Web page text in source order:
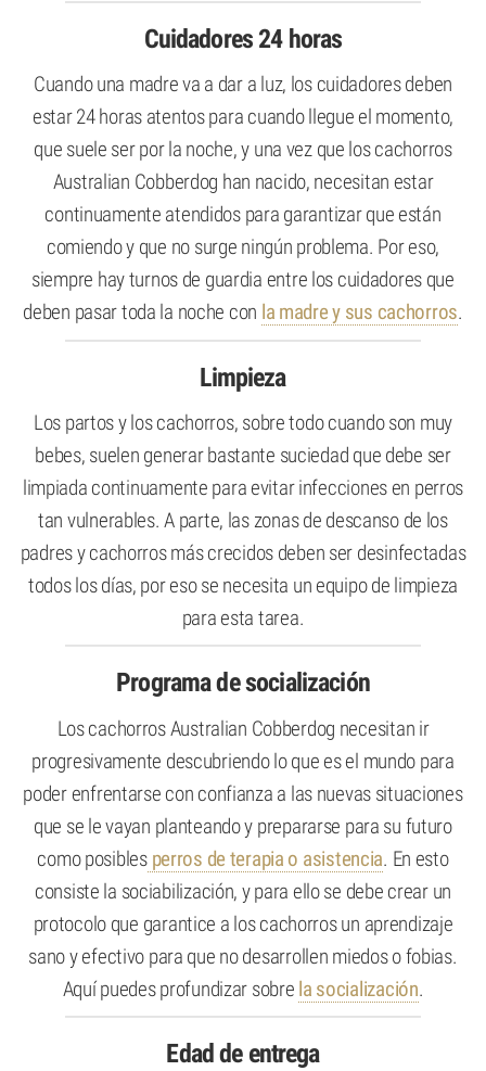
Cuidadores 24 horas
Cuando una madre va a dar a luz, los cuidadores deben
estar 24 horas atentos para cuando llegue el momento,
que suele ser por la noche, y una vez que los cachorros
Australian Cobberdog han nacido, necesitan estar
continuamente atendidos para garantizar que están
comiendo y que no surge ningún problema. Por eso,
siempre hay turnos de guardia entre los cuidadores que
deben pasar toda la noche con la madre y sus cachorros.
Limpieza
Los partos y los cachorros, sobre todo cuando son muy
bebes, suelen generar bastante suciedad que debe ser
limpiada continuamente para evitar infecciones en perros
tan vulnerables. A parte, las zonas de descanso de los
padres y cachorros más crecidos deben ser desinfectadas
todos los días, por eso se necesita un equipo de limpieza
para esta tarea.
Programa de socialización
Los cachorros Australian Cobberdog necesitan ir
progresivamente descubriendo lo que es el mundo para
poder enfrentarse con confianza a las nuevas situaciones
que se le vayan planteando y prepararse para su futuro
como posiblesperros de terapia o asistencia. En esto
consiste la sociabilización, y para ello se debe crear un
protocolo que garantice a los cachorros un aprendizaje
sano y efectivo para que no desarrollen miedos o fobias.
Aquí puedes profundizar sobre la socialización.
Edad de entrega